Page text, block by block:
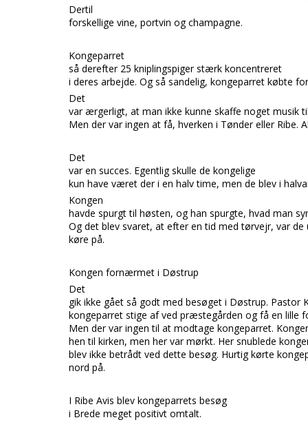
Dertil
forskellige vine, portvin og champagne.
Kongeparret
så derefter 25 kniplingspiger stærk koncentreret
i deres arbejde. Og så sandelig, kongeparret købte
Det
var ærgerligt, at man ikke kunne skaffe noget musik
Men der var ingen at få, hverken i Tøndereller Ribe.
Det
var en succes. Egentlig skulle de kongelige
kun have været der i en halv time, men de blev i
Kongen
havde spurgt til høsten, og han spurgte, hvad man
Og det blev svaret, at efter en tid med tørvejr, var
køre på.
Kongen fornærmet i Døstrup
Det
gik ikke gået så godt med besøget i Døstrup. Pastor
kongeparret stige af ved præstegården og få en lille
Men der var ingen til at modtage kongeparret.
hen til kirken, men her var mørkt. Her snublede
blev ikke betrådt ved dette besøg. Hurtig kørte
nord på.
I Ribe Avis blev kongeparrets besøg
i Brede meget positivt omtalt.